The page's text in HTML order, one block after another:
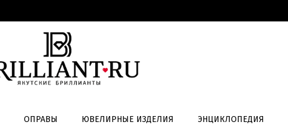
ОПРАВЫ ЮВЕЛИРНЫЕ ИЗДЕЛИЯ ЭНЦИКЛОПЕДИЯ